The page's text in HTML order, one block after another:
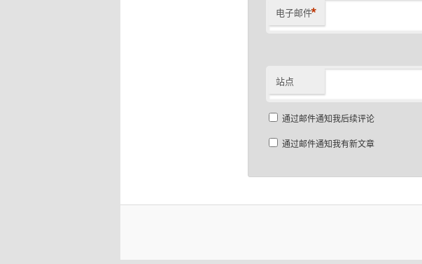
电子邮件*
站点
通过邮件通知我后续评论
通过邮件通知我有新文章